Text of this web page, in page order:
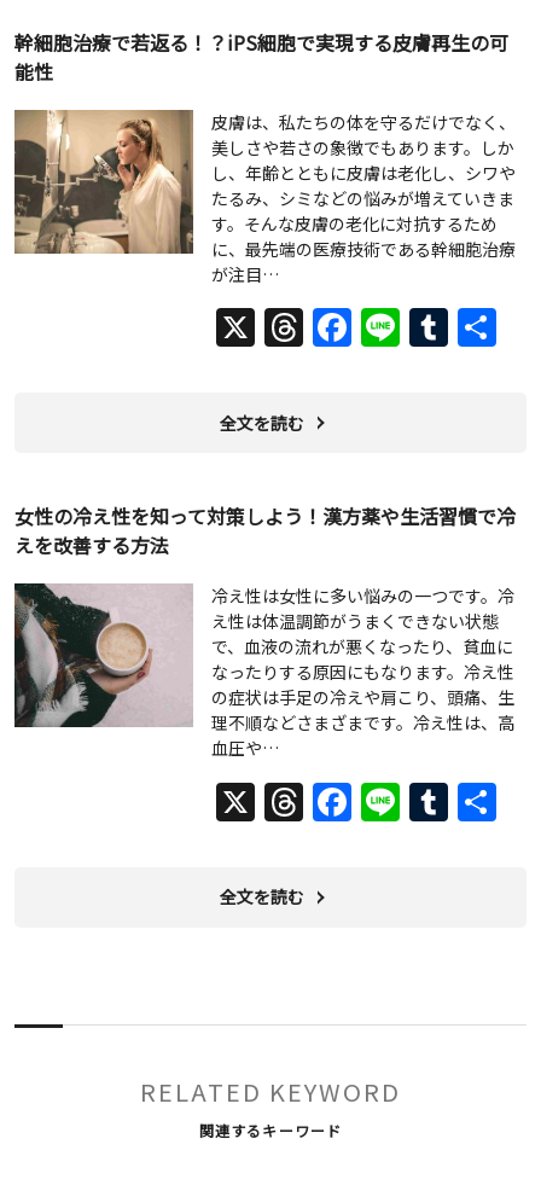
幹細胞治療で若返る！？iPS細胞で実現する皮膚再生の可
能性
皮膚は、私たちの体を守るだけでなく、
美しさや若さの象徴でもあります。しか
し、年齢とともに皮膚は老化し、シワや
たるみ、シミなどの悩みが増えていきま
す。そんな皮膚の老化に対抗するため
に、最先端の医療技術である幹細胞治療
が注目…
X Threads
Facebook
Line
全文を読む
女性の冷え性を知って対策しよう！漢方薬や生活習慣で冷
えを改善する方法
冷え性は女性に多い悩みの一つです。冷
え性は体温調節がうまくできない状態
で、血液の流れが悪くなったり、貧血に
なったりする原因にもなります。冷え性
の症状は手足の冷えや肩こり、頭痛、生
理不順などさまざまです。冷え性は、高
血圧や…
X Threads
Facebook
Line
全文を読む
RELATED KEYWORD
関連するキーワード